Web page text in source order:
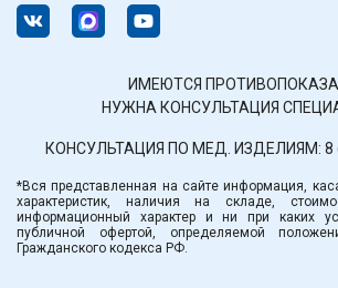
ИМЕЮТСЯ
НУЖНА КОНСУЛЬТАЦИЯ
КОНСУЛЬТАЦИЯ ПО МЕД. ИЗДЕЛИЯМ: 8
*Вся представленная на сайте информация,
характеристик, наличия на складе,
информационный характер и ни при каких
публичной офертой, определяемой
Гражданского кодекса РФ.